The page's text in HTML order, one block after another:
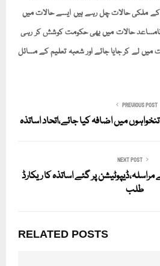
ملکی حالات چل رہے ہیں ایسے حالات میں
حالات میں بھی حکومت کوشش کر رہی
لے کر جایا جائے اور شعبہ تعلیم کے مسائل
PREVIOUS POST
میں اضافہ کیا جائے،اتحاد اساتذہ
NEXT POST
پر گئے اساتذہ کا ریکارڈ
طلب
RELATED POSTS